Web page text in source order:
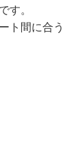
す。
ト間に合う